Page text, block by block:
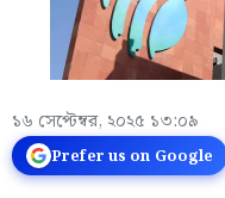
১৬ সেপ্টেম্বর, ২০২৫ ১৩:০৯
Prefer us on Google